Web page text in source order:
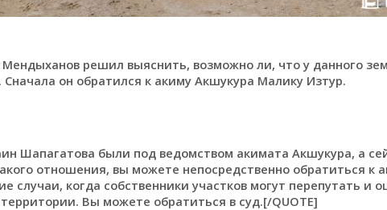
решил выяснить, возможно ли, что у данного
он обратился к акиму Акшукура Малику Изтур.
Шапагатова были под ведомством акимата Акшукура, а
отношения, вы можете непосредственно обратиться к
случаи, когда собственники участков могут перепутать и
Вы можете обратиться в суд.[/QUOTE]